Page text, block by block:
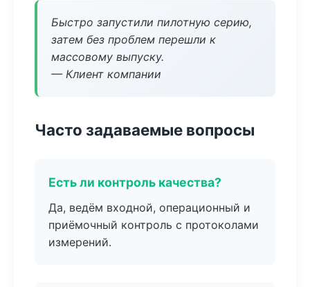
Быстро запустили пилотную серию,
затем без проблем перешли к
массовому выпуску.
— Клиент компании
Часто задаваемые вопросы
Есть ли контроль качества?
Да, ведём входной, операционный и
приёмочный контроль с протоколами
измерений.